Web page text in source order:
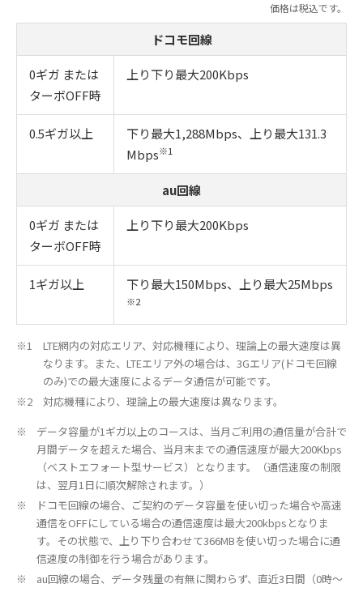
価格は税込です。
ドコモ回線
0ギガ または
ターボOFF時
上り下り最大200Kbps
0.5ギガ以上
下り最大1,288Mbps、上り最大131.3
Mbps※1
au回線
0ギガ または
ターボOFF時
上り下り最大200Kbps
1ギガ以上 下り最大150Mbps、上り最大25Mbps
※2
LTE網内の対応エリア、対応機種により、理論上の最大速度は異
なります。また、LTEエリア外の場合は、3Gエリア(ドコモ回線
のみ)での最大速度によるデータ通信が可能です。
対応機種により、理論上の最大速度は異なります。
データ容量が1ギガ以上のコースは、当月ご利用の通信量が合計で
月間データを超えた場合、当月末までの通信速度が最大200Kbps
（ベストエフォート型サービス）となります。（通信速度の制限
は、翌月1日に順次解除されます。）
ドコモ回線の場合、ご契約のデータ容量を使い切った場合や高速
通信をOFFにしている場合の通信速度は最大200kbpsとなりま
す。その状態で、上り下り合わせて366MBを使い切った場合に通
信速度の制御を行う場合があります。
au回線の場合、データ残量の有無に関わらず、直近3日間（0時～